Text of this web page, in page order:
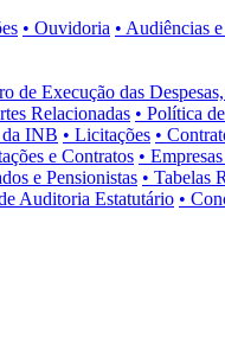
• Ouvidoria • Audiências
de Execução das
Relacionadas • Política
da INB • Licitações •
e Contratos •
e Pensionistas • Tabelas
Auditoria Estatutário •